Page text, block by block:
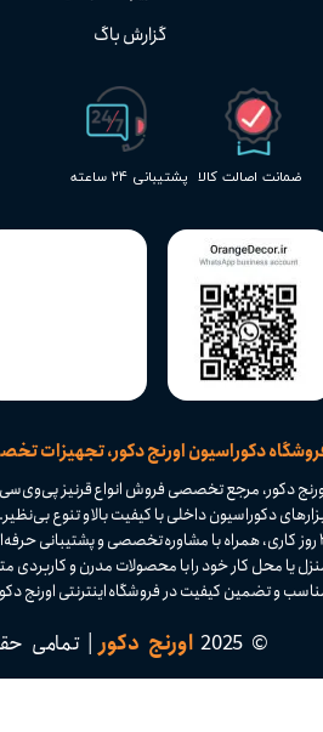
دکوراسیون اورنج دکور، تجهیزات
پشتیبانی ۲۴ ساعته ضمانت اصالت کالا
گزارش باگ
دکور، مرجع تخصصی فروش انواع قرنیز
۴ روز کاری، همراه با مشاوره تخصصی و پشتیبانی
یا محل کار خود را با محصولات مدرن و
و تضمین کیفیت در فروشگاه اینترنتی اورنج
© 2025 اورنج دکور| تمامی